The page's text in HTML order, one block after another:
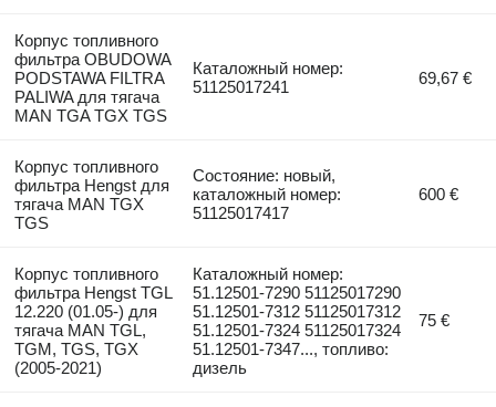
Корпус топливного
фильтра OBUDOWA
PODSTAWA FILTRA
PALIWA для тягача
MAN TGA TGX TGS
Каталожный номер:
51125017241
69,67 €
Корпус топливного
фильтра Hengst для
тягача MAN TGX
TGS
Состояние: новый,
каталожный номер:
51125017417
600 €
Корпус топливного
фильтра Hengst TGL
12.220 (01.05-) для
тягача MAN TGL,
TGM, TGS, TGX
(2005-2021)
Каталожный номер:
51.12501-7290 51125017290
51.12501-7312 51125017312
51.12501-7324 51125017324
51.12501-7347..., топливо:
дизель
75 €